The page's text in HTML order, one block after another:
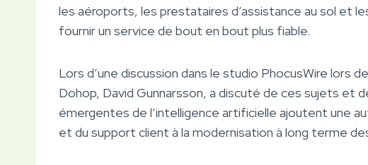
les aéroports, les prestataires d’assistance au sol et
fournir un service de bout en bout plus fiable.
Lors d’une discussion dans le studio PhocusWire lors
Dohop, David Gunnarsson, a discuté de ces sujets et
émergentes de l’intelligence artificielle ajoutent une
et du support client à la modernisation à long terme